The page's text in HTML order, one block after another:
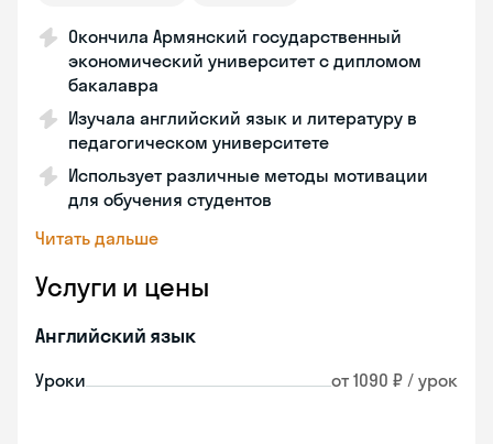
Окончила Армянский государственный
экономический университет с дипломом
бакалавра
Изучала английский язык и литературу в
педагогическом университете
Использует различные методы мотивации
для обучения студентов
Читать дальше
Услуги и цены
Английский язык
Уроки от 1090 ₽ / урок